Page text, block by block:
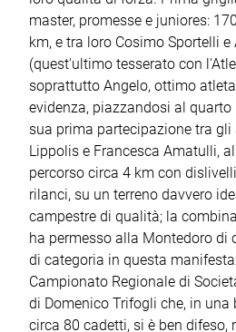
master, promesse e juniores:
km, e tra loro Cosimo Sportelli e
(quest'ultimo tesserato con
soprattutto Angelo, ottimo
evidenza, piazzandosi al
sua prima partecipazione tra gli
Lippolis e Francesca Amatulli,
percorso circa 4 km con
rilanci, su un terreno davvero
campestre di qualità; la
ha permesso alla Montedoro di
di categoria in questa
Campionato Regionale di
di Domenico Trifogli che, in
circa 80 cadetti, si è ben difeso,